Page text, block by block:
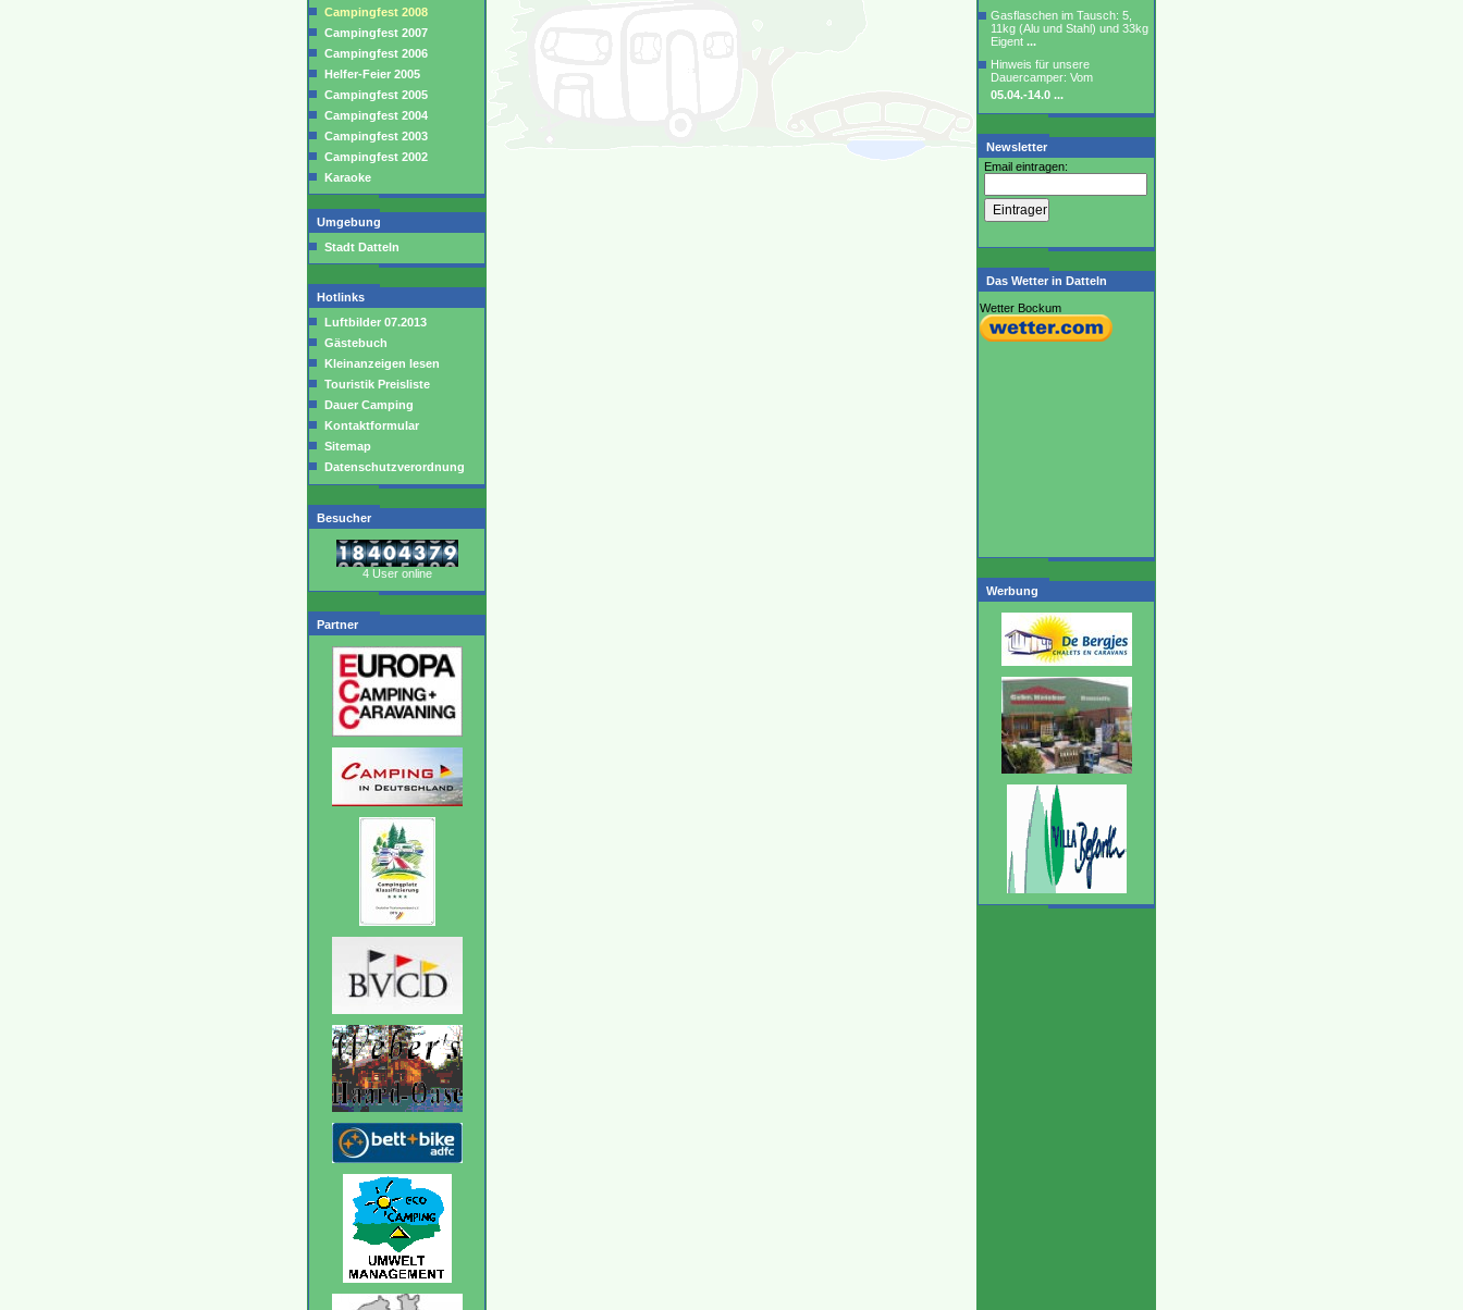
Campingfest 2008
Campingfest 2007
Campingfest 2006
Helfer-Feier 2005
Campingfest 2005
Campingfest 2004
Campingfest 2003
Campingfest 2002
Karaoke
Umgebung
Stadt Datteln
Hotlinks
Luftbilder 07.2013
Gästebuch
Kleinanzeigen lesen
Touristik Preisliste
Dauer Camping
Kontaktformular
Sitemap
Datenschutzverordnung
Besucher
4 User online
Partner
Gasflaschen im Tausch: 5,
11kg (Alu und Stahl) und 33kg
Eigent ...
Hinweis für unsere
Dauercamper: Vom
05.04.-14.0 ...
Newsletter
Email eintragen:
Das Wetter in Datteln
Wetter Bockum
Werbung